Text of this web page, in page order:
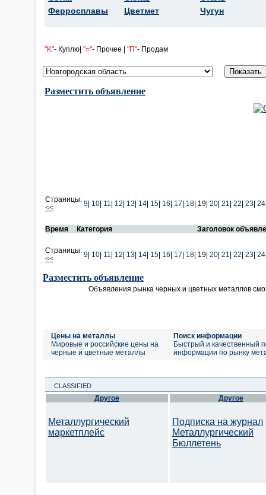
Ферросплавы
Цветмет
Чугун
"K"- Куплю| "="- Прочее | "П"- Продам
Разместить объявление
Страницы:
<<
9 10 11 12 13 14 15 16 17 18 19| 20 21 22 23 24
Время Категория Заголовок
Страницы:
<<
9 10 11 12 13 14 15 16 17 18 19| 20 21 22 23 24
Разместить объявление
Объявления рынка черных и цветных металлов
Цены на металлы
Мировые и российские цены на
черные и цветные металлы
Поиск информации
Быстрый и качественный
информации по рынку
CLASSIFIED
Другое
Металлургический
маркетплейс
Другое
Подписка на журнал
Металлургический
Бюллетень